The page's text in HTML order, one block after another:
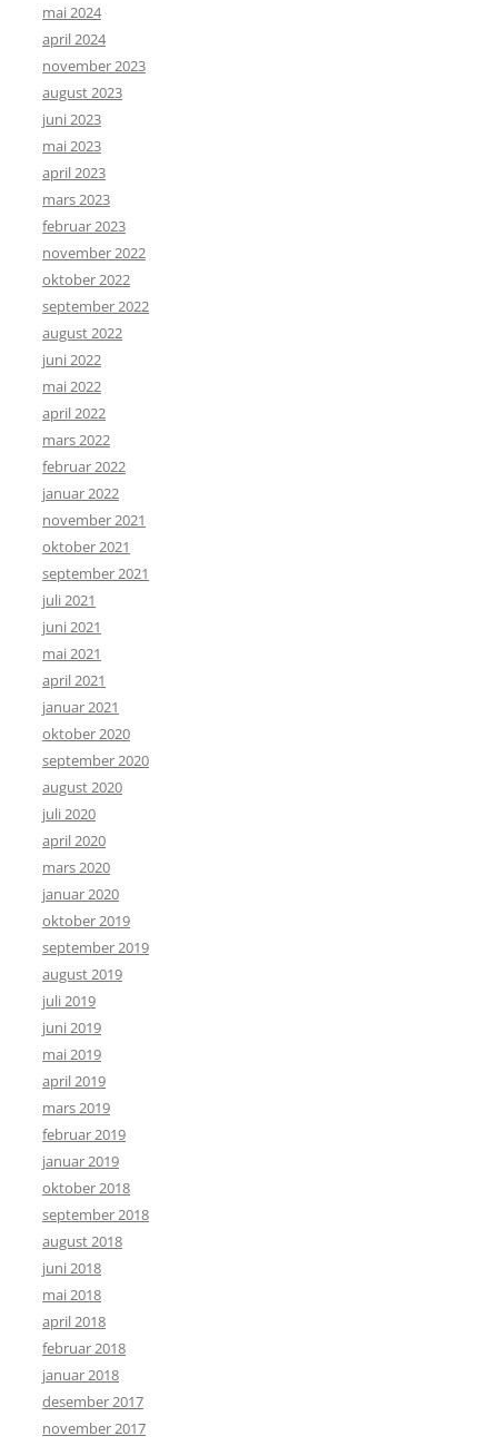
mai 2024
april 2024
november 2023
august 2023
juni 2023
mai 2023
april 2023
mars 2023
februar 2023
november 2022
oktober 2022
september 2022
august 2022
juni 2022
mai 2022
april 2022
mars 2022
februar 2022
januar 2022
november 2021
oktober 2021
september 2021
juli 2021
juni 2021
mai 2021
april 2021
januar 2021
oktober 2020
september 2020
august 2020
juli 2020
april 2020
mars 2020
januar 2020
oktober 2019
september 2019
august 2019
juli 2019
juni 2019
mai 2019
april 2019
mars 2019
februar 2019
januar 2019
oktober 2018
september 2018
august 2018
juni 2018
mai 2018
april 2018
februar 2018
januar 2018
desember 2017
november 2017